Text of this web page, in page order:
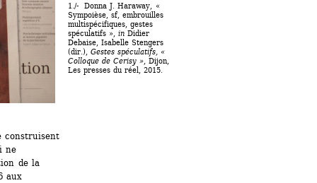
construisent
ne
de la
aux
1./- Donna J. Haraway, «
Sympoièse, sf, embrouilles
multispécifiques, gestes
spéculatifs », in Didier
Debaise, Isabelle Stengers
(dir.), Gestes spéculatifs, «
Colloque de Cerisy » , Dijon,
Les presses du réel, 2015.